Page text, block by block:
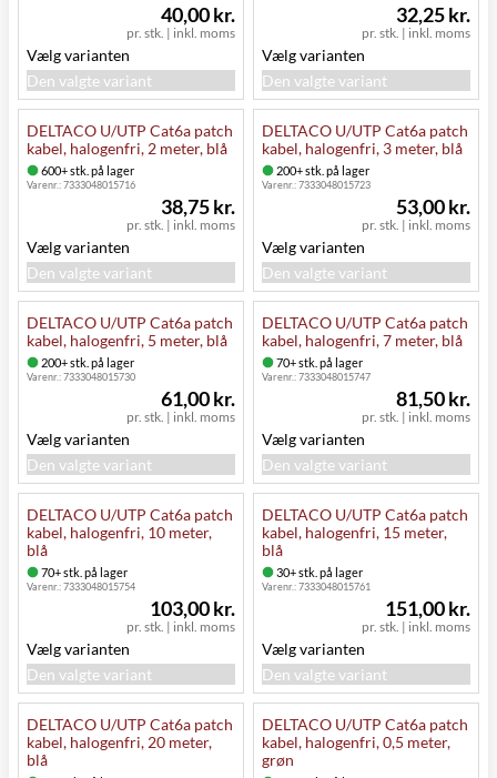
pr. stk. | inkl. moms
40,00 kr.
Vælg varianten
Den valgte variant
pr. stk. | inkl. moms
32,25 kr.
Vælg varianten
Den valgte variant
DELTACO U/UTP Cat6a patch
kabel, halogenfri, 2 meter, blå
600+ stk. på lager
Varenr.:7333048015716
pr. stk. | inkl. moms
38,75 kr.
Vælg varianten
Den valgte variant
DELTACO U/UTP Cat6a patch
kabel, halogenfri, 3 meter, blå
200+ stk. på lager
Varenr.:7333048015723
pr. stk. | inkl. moms
53,00 kr.
Vælg varianten
Den valgte variant
DELTACO U/UTP Cat6a patch
kabel, halogenfri, 5 meter, blå
200+ stk. på lager
Varenr.:7333048015730
pr. stk. | inkl. moms
61,00 kr.
Vælg varianten
Den valgte variant
DELTACO U/UTP Cat6a patch
kabel, halogenfri, 7 meter, blå
70+ stk. på lager
Varenr.:7333048015747
pr. stk. | inkl. moms
81,50 kr.
Vælg varianten
Den valgte variant
DELTACO U/UTP Cat6a patch
kabel, halogenfri, 10 meter,
blå
70+ stk. på lager
Varenr.:7333048015754
pr. stk. | inkl. moms
103,00 kr.
Vælg varianten
Den valgte variant
DELTACO U/UTP Cat6a patch
kabel, halogenfri, 15 meter,
blå
30+ stk. på lager
Varenr.:7333048015761
pr. stk. | inkl. moms
151,00 kr.
Vælg varianten
Den valgte variant
DELTACO U/UTP Cat6a patch
kabel, halogenfri, 20 meter,
blå
DELTACO U/UTP Cat6a patch
kabel, halogenfri, 0,5 meter,
grøn